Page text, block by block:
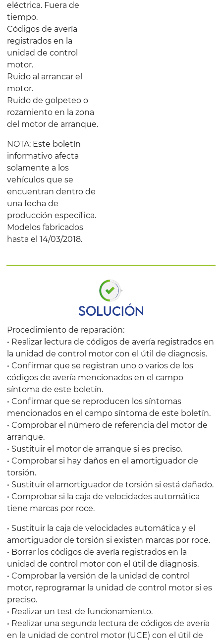
eléctrica. Fuera de
tiempo.
Códigos de avería
registrados en la
unidad de control
motor.
Ruido al arrancar el
motor.
Ruido de golpeteo o
rozamiento en la zona
del motor de arranque.
NOTA: Este boletín
informativo afecta
solamente a los
vehículos que se
encuentran dentro de
una fecha de
producción específica.
Modelos fabricados
hasta el 14/03/2018.
SOLUCIÓN
Procedimiento de reparación:
• Realizar lectura de códigos de avería registrados en
la unidad de control motor con el útil de diagnosis.
• Confirmar que se registran uno o varios de los
códigos de avería mencionados en el campo
síntoma de este boletín.
• Confirmar que se reproducen los síntomas
mencionados en el campo síntoma de este boletín.
• Comprobar el número de referencia del motor de
arranque.
• Sustituir el motor de arranque si es preciso.
• Comprobar si hay daños en el amortiguador de
torsión.
• Sustituir el amortiguador de torsión si está dañado.
• Comprobar si la caja de velocidades automática
tiene marcas por roce.
• Sustituir la caja de velocidades automática y el
amortiguador de torsión si existen marcas por roce.
• Borrar los códigos de avería registrados en la
unidad de control motor con el útil de diagnosis.
• Comprobar la versión de la unidad de control
motor, reprogramar la unidad de control motor si es
preciso.
• Realizar un test de funcionamiento.
• Realizar una segunda lectura de códigos de avería
en la unidad de control motor (UCE) con el útil de